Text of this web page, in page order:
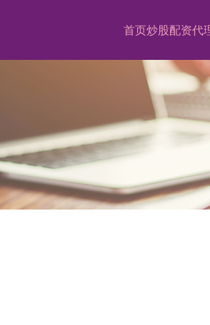
首页炒股配资代